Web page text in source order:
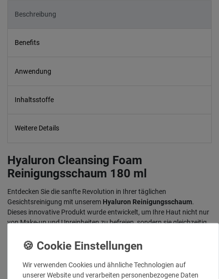
Beschreibung
Benefits
Anwendung
Inhaltsstoffe
Weitere Details
Hyaluron Cleansing Foam
Reinigungsschaum 180 ml
Entdecken Sie die sanfte Revolution in Ihrer täglichen
Gesichtsreinigung mit unserem Hyaluron Reinigungsschaum.
Dieses innovative Produkt wurde entwickelt, um Ihre Haut nicht nur
von Make-up und Unreinheiten zu befreien, sondern sie gleichzeitig
verbindet effektive Reinigung mit pflegenden Eigenschaften für ein
unvergleichlich frisches und geschmeidiges Hautgefühl.
Auch für die sensible Kinderhaut als Duschschaum geeignet.
Wir verwenden Cookies und ähnliche Technologien auf
unserer Website und verarbeiten personenbezogene Daten